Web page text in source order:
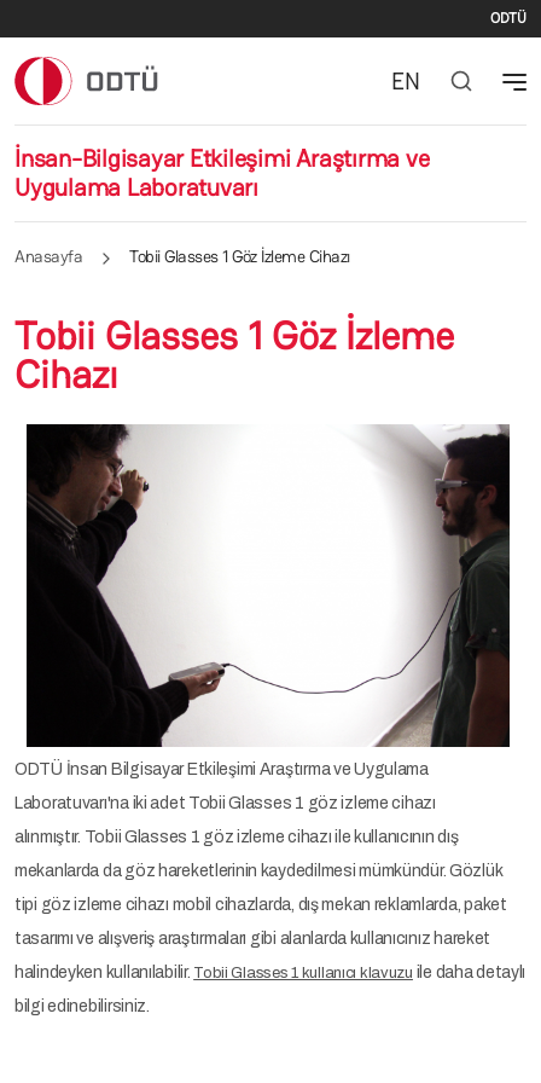
ODTÜ
İnsan-Bilgisayar Etkileşimi Araştırma ve
Uygulama Laboratuvarı
EN
Anasayfa Tobii Glasses 1 Göz İzleme Cihazı
Tobii Glasses 1 Göz İzleme
Cihazı
ODTÜ İnsan Bilgisayar Etkileşimi Araştırma ve Uygulama
Laboratuvarı'na iki adet Tobii Glasses 1 göz izleme cihazı
alınmıştır. Tobii Glasses 1 göz izleme cihazı ile kullanıcının dış
mekanlarda da göz hareketlerinin kaydedilmesi mümkündür. Gözlük
tipi göz izleme cihazı mobil cihazlarda, dış mekan reklamlarda, paket
tasarımı ve alışveriş araştırmaları gibi alanlarda kullanıcınız hareket
halindeyken kullanılabilir. Tobii Glasses 1 kullanıcı klavuzu ile daha detaylı
bilgi edinebilirsiniz.